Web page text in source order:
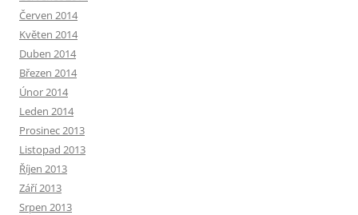
Červen 2014
Květen 2014
Duben 2014
Březen 2014
Únor 2014
Leden 2014
Prosinec 2013
Listopad 2013
Říjen 2013
Září 2013
Srpen 2013